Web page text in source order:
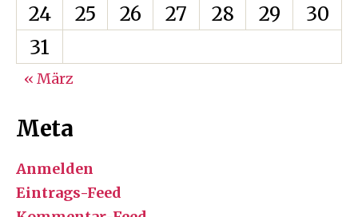
24
25 26 27 28 29
30
31
« März
Meta
Anmelden
Eintrags-Feed